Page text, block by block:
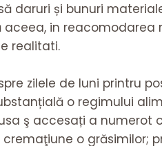
daruri și bunuri
in
realitati.
zilele de luni printru
o regimului
ş accesați a
o grăsimilor;